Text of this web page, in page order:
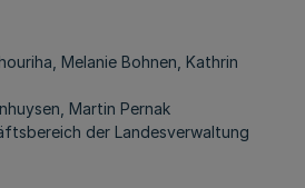
Melanie Bohnen, Kathrin
Martin Pernak
der Landesverwaltung